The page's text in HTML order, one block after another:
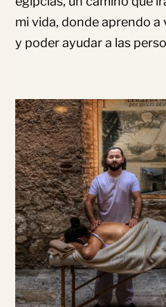
mi vida, donde aprendo a
y poder ayudar a las